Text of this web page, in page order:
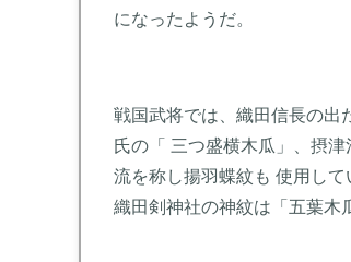
になったようだ。
戦国武将では、織田信長の出
氏の「 三つ盛横木瓜」、摂
流を称し揚羽蝶紋も 使用し
織田剣神社の神紋は「五葉木